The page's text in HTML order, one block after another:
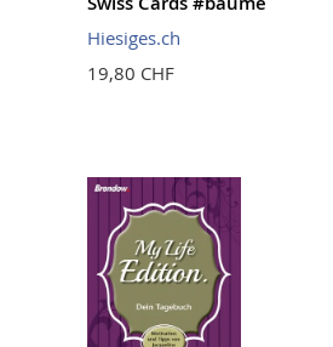
Hiesiges.ch
19,80 CHF